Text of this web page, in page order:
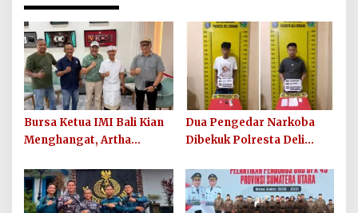
Bursa Ketua IMI Bali Kian
Menghangat, Artha
Kesiapan Maju
Dua Pengedar Narkoba
Dibekuk Polresta Deli
Peredaran Sabu Kembali
Digagalkan